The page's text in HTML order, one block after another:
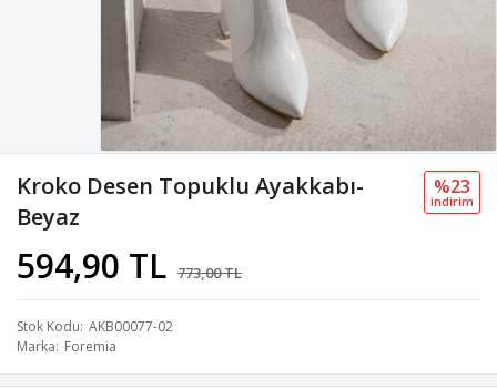
Kroko Desen Topuklu Ayakkabı-
Beyaz
594,90 TL 773,00 TL
%23
i̇ndi̇ri̇m
Stok Kodu AKB00077-02
Marka Foremia